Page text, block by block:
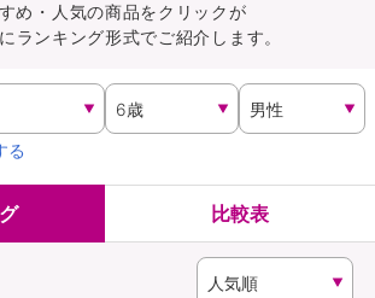
ンカード会員さま専用保険
ャンペーン一覧
オングループ従業員さま向け
め・人気の商品をクリックが
ランキング形式でご紹介します。
る
比較表